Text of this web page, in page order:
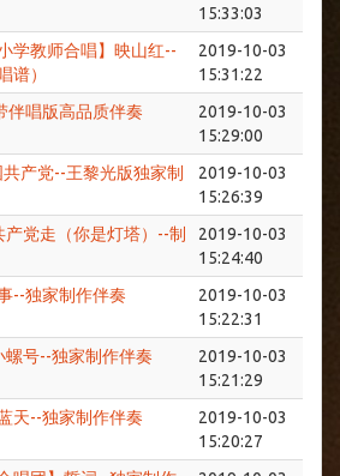
15:33:03
学教师合唱】映山红--
谱）
2019-10-03
15:31:22
伴唱版高品质伴奏
2019-10-03
15:29:00
共产党--王黎光版独家制
2019-10-03
15:26:39
产党走（你是灯塔）--制
2019-10-03
15:24:40
--独家制作伴奏
2019-10-03
15:22:31
螺号--独家制作伴奏
2019-10-03
15:21:29
天--独家制作伴奏
2019-10-03
15:20:27